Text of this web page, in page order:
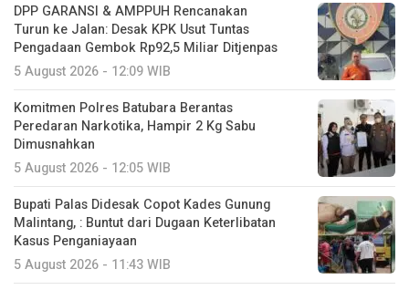
DPP GARANSI & AMPPUH Rencanakan
Turun ke Jalan: Desak KPK Usut Tuntas
Pengadaan Gembok Rp92,5 Miliar Ditjenpas
5 August 2026 - 12:09 WIB
Komitmen Polres Batubara Berantas
Peredaran Narkotika, Hampir 2 Kg Sabu
Dimusnahkan
5 August 2026 - 12:05 WIB
Bupati Palas Didesak Copot Kades Gunung
Malintang, : Buntut dari Dugaan Keterlibatan
Kasus Penganiayaan
5 August 2026 - 11:43 WIB